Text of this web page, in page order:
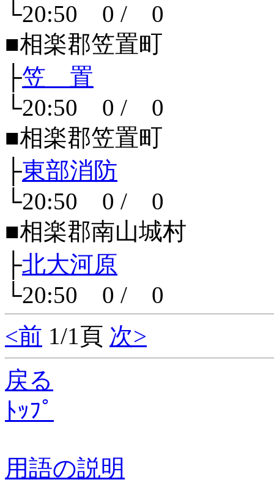
└20:50 0 / 0
■相楽郡笠置町
├笠 置
└20:50 0 / 0
■相楽郡笠置町
├東部消防
└20:50 0 / 0
■相楽郡南山城村
├北大河原
└20:50 0 / 0
<前 1/1頁 次>
戻る
ﾄｯﾌﾟ
用語の説明